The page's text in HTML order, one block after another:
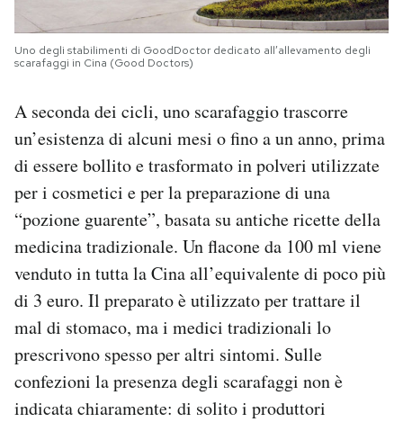
Uno degli stabilimenti di GoodDoctor dedicato all’allevamento degli
scarafaggi in Cina (Good Doctors)
A seconda dei cicli, uno scarafaggio trascorre
un’esistenza di alcuni mesi o fino a un anno, prima
di essere bollito e trasformato in polveri utilizzate
per i cosmetici e per la preparazione di una
“pozione guarente”, basata su antiche ricette della
medicina tradizionale. Un flacone da 100 ml viene
venduto in tutta la Cina all’equivalente di poco più
di 3 euro. Il preparato è utilizzato per trattare il
mal di stomaco, ma i medici tradizionali lo
prescrivono spesso per altri sintomi. Sulle
confezioni la presenza degli scarafaggi non è
indicata chiaramente: di solito i produttori